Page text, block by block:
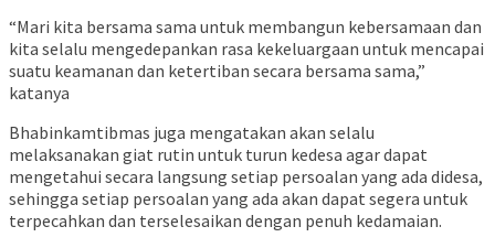
“Mari kita bersama sama untuk membangun kebersamaan dan
kita selalu mengedepankan rasa kekeluargaan untuk mencapai
suatu keamanan dan ketertiban secara bersama sama,”
katanya
Bhabinkamtibmas juga mengatakan akan selalu
melaksanakan giat rutin untuk turun kedesa agar dapat
mengetahui secara langsung setiap persoalan yang ada didesa,
sehingga setiap persoalan yang ada akan dapat segera untuk
terpecahkan dan terselesaikan dengan penuh kedamaian.